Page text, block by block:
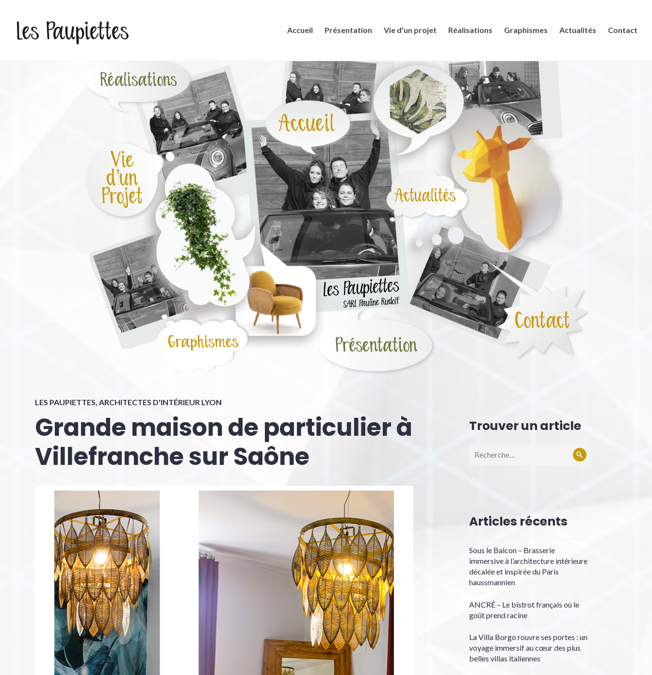
Accueil Présentation Vie d’un projet Réalisations Graphismes Actualités Contact
LES PAUPIETTES, ARCHITECTES D'INTÉRIEUR LYON
Grande maison de particulier à
Villefranche sur Saône
Trouver un article
Articles récents
Sous le Balcon – Brasserie
immersive à l’architecture intérieure
décalée et inspirée du Paris
haussmannien
ANCRÉ – Le bistrot français où le
goût prend racine
La Villa Borgo rouvre ses portes : un
voyage immersif au cœur des plus
belles villas italiennes